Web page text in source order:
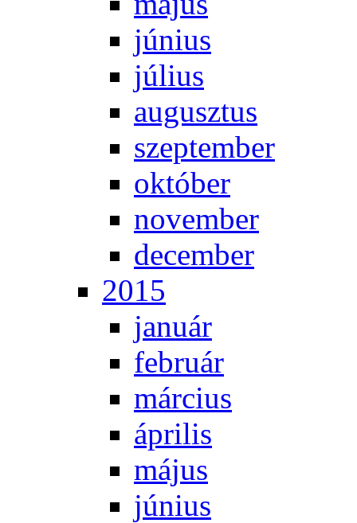
jú­ni­us
jú­li­us
au­gusz­tus
szep­tem­ber
ok­tó­ber
no­vem­ber
de­cem­ber
2015
ja­nu­ár
feb­ru­ár
már­ci­us
áp­ri­lis
má­jus
jú­ni­us